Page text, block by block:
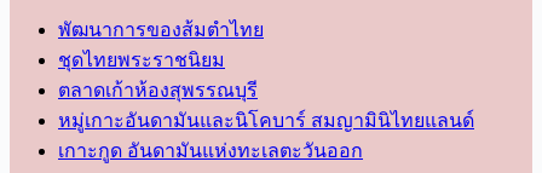
พัฒนาการของส้มตำไทย
ชุดไทยพระราชนิยม
ตลาดเก้าห้องสุพรรณบุรี
หมู่เกาะอันดามันและนิโคบาร์ สมญามินิไทยแลนด์
เกาะกูด อันดามันแห่งทะเลตะวันออก